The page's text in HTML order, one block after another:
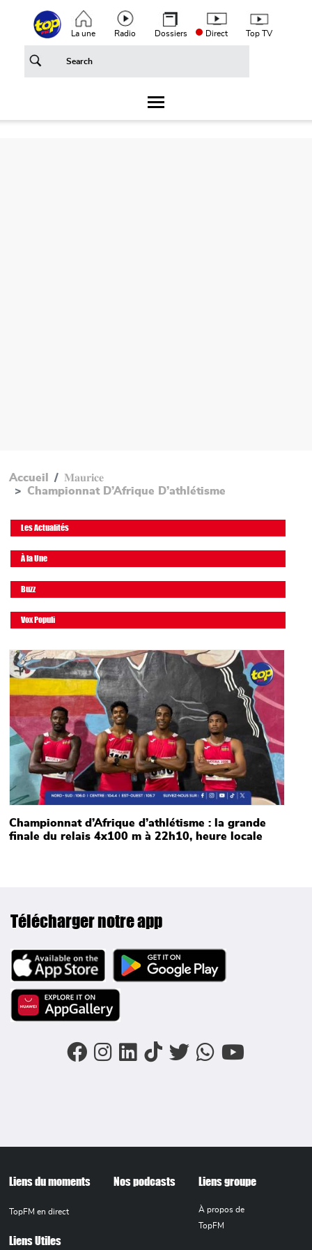
Aller au contenu principalTop header menu
La une Radio Dossiers Direct Top TV
Accueil
𝐌𝐚𝐮𝐫𝐢𝐜𝐞
Championnat D’Afrique D’athlétisme
Les Actualités
À la Une
Buzz
Vox Populi
Main picture
Championnat d’Afrique d’athlétisme : la grande
finale du relais 4x100 m à 22h10, heure locale
Télécharger notre app
Image Image
Image
Liens du moments
TopFM en direct
Nos podcasts Liens groupe
À propos de
TopFM
Liens Utiles